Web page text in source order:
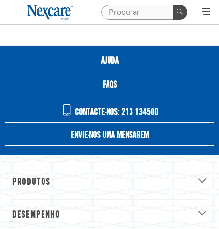
AJUDA
FAQS
CONTACTE-NOS: 213 134500
ENVIE-NOS UMA MENSAGEM
PRODUTOS
DESEMPENHO